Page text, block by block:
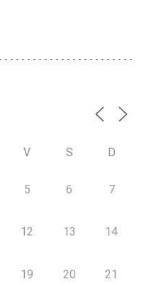
V S D
5 6 7
12 13 14
19 20 21